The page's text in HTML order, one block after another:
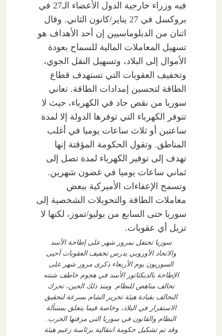
سوريا تحتفل بمرور شهر على إطاحة الأسد
والاتحاد الأوروبي يدرس تخفيف العقوبات أحيى
السوريون يوم الأربعاء ذكرى مرور شهر على
الإطاحة بالديكتاتور الأسد في هجوم خاطف شنته
تحالف مناهض للنظام. ومنذ ذلك الحين، تحرك
التحالف بقيادة هيئة تحرير الشام بسرعة لتحقيق
الاستقرار في البلاد، وخاصة فيما يتعلق بمسألة
النظام والقانون في سوريا التي مزقتها الحرب.
وقد تم تشكيل حكومة انتقالية برئاسة زعيم هيئة